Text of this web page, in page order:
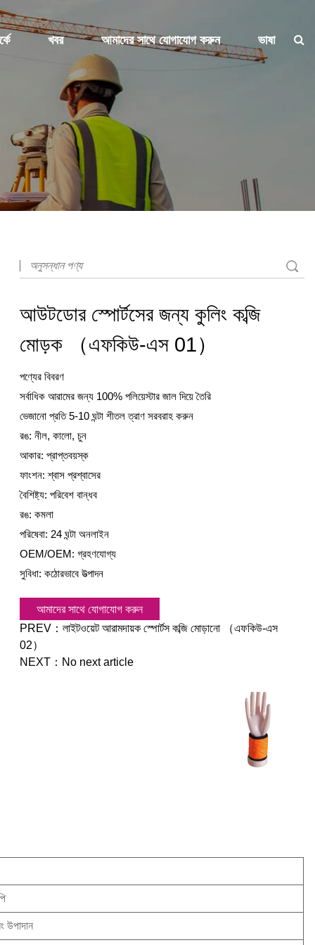
খবর আমাদের সাথে যোগাযোগ করুন ভাষা
আউটডোর স্পোর্টসের জন্য কুলিং কব্জি
মোড়ক （এফকিউ-এস 01）
পণ্যের বিবরণ
সর্বাধিক আরামের জন্য 100% পলিয়েস্টার জাল দিয়ে তৈরি
ভেজানো প্রতি 5-10 ঘন্টা শীতল ত্রাণ সরবরাহ করুন
রঙ: নীল, কালো, চুন
আকার: প্রাপ্তবয়স্ক
ফাংশন: শ্বাস প্রশ্বাসের
বৈশিষ্ট্য: পরিবেশ বান্ধব
রঙ: কমলা
পরিষেবা: 24 ঘন্টা অনলাইন
OEM/OEM: গ্রহণযোগ্য
সুবিধা: কঠোরভাবে উত্পাদন
আমাদের সাথে যোগাযোগ করুন
PREV：লাইটওয়েট আরামদায়ক স্পোর্টস কব্জি মোড়ানো （এফকিউ-এস
02）
NEXT： No next article
উপাদান